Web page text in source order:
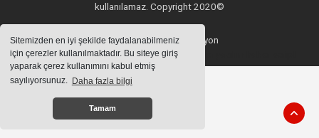
Sitemizden en iyi şekilde faydalanabilmeniz
için çerezler kullanılmaktadır. Bu siteye giriş
yaparak çerez kullanımını kabul etmiş
sayılıyorsunuz. Daha fazla bilgi
Tamam
kullanılamaz. Copyright 2020©
Haber Yazılımı:Web Aksiyon
haber yazılımıhaber paketi haber scripti